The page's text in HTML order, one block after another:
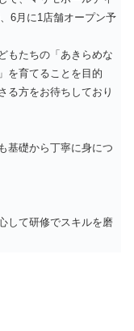
6月に1店舗オープン予
もたちの「あきらめな
を育てることを目的
る方をお待ちしており
基礎から丁寧に身につ
して研修でスキルを磨